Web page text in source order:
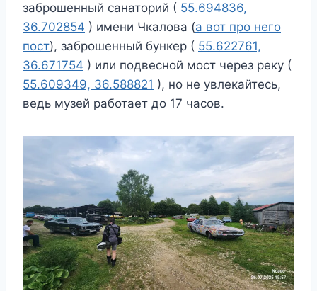
заброшенный санаторий ( 55.694836,
36.702854 ) имени Чкалова (а вот про него
пост), заброшенный бункер ( 55.622761,
36.671754 ) или подвесной мост через реку (
55.609349, 36.588821 ), но не увлекайтесь,
ведь музей работает до 17 часов.